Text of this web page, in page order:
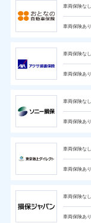
車両保険なし
車両保険あり
車両保険なし
車両保険あり
車両保険なし
車両保険あり
車両保険なし
車両保険あり
車両保険なし
車両保険あり